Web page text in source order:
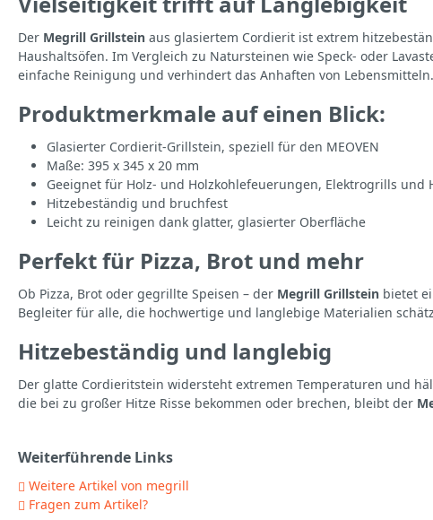
Der Megrill Grillstein aus glasiertem Cordierit ist extrem
Haushaltsöfen. Im Vergleich zu Natursteinen wie Speck- oder
einfache Reinigung und verhindert das Anhaften von Lebensmitteln.
Produktmerkmale auf einen Blick:
Glasierter Cordierit-Grillstein, speziell für den MEOVEN
Maße: 395 x 345 x 20 mm
Geeignet für Holz- und Holzkohlefeuerungen, Elektrogrills und
Hitzebeständig und bruchfest
Leicht zu reinigen dank glatter, glasierter Oberfläche
Perfekt für Pizza, Brot und mehr
Ob Pizza, Brot oder gegrillte Speisen – der Megrill Grillstein bietet
Begleiter für alle, die hochwertige und langlebige Materialien
Hitzebeständig und langlebig
Der glatte Cordieritstein widersteht extremen Temperaturen und
die bei zu großer Hitze Risse bekommen oder brechen, bleibt der
Weiterführende Links
Weitere Artikel von megrill
Fragen zum Artikel?